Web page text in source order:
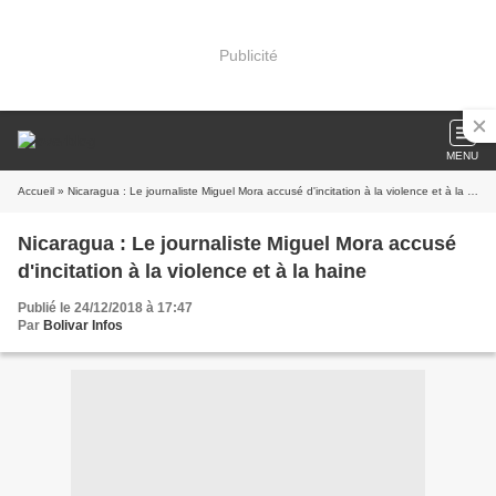
Publicité
MENU
Accueil » Nicaragua : Le journaliste Miguel Mora accusé d'incitation à la violence et à la haine
Nicaragua : Le journaliste Miguel Mora accusé
d'incitation à la violence et à la haine
Publié le 24/12/2018 à 17:47
Par Bolivar Infos